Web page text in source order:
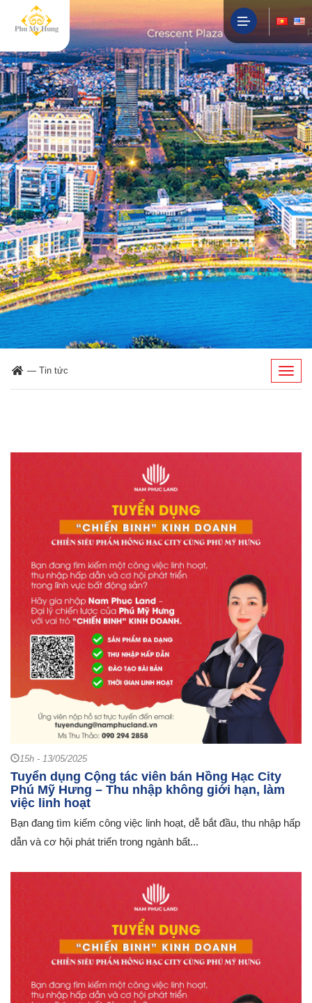
— Tin tức
15h - 13/05/2025
Tuyển dụng Cộng tác viên bán Hồng Hạc City
Phú Mỹ Hưng – Thu nhập không giới hạn, làm
việc linh hoạt
Bạn đang tìm kiếm công việc linh hoạt, dễ bắt đầu, thu nhập hấp
dẫn và cơ hội phát triển trong ngành bất...